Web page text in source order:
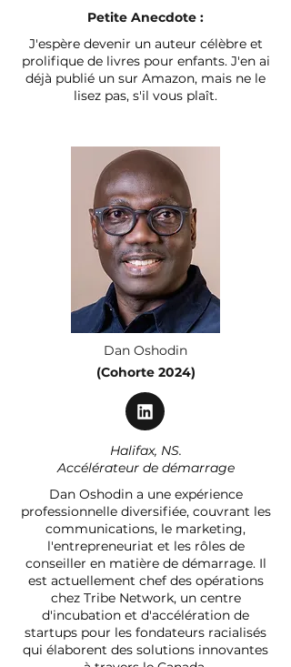
Petite Anecdote :
J'espère devenir un auteur célèbre et
prolifique de livres pour enfants. J'en ai
déjà publié un sur Amazon, mais ne le
lisez pas, s'il vous plaît.
Dan Oshodin
(Cohorte 2024)
Halifax, NS.
Accélérateur de démarrage
Dan Oshodin a une expérience
professionnelle diversifiée, couvrant les
communications, le marketing,
l'entrepreneuriat et les rôles de
conseiller en matière de démarrage. Il
est actuellement chef des opérations
chez Tribe Network, un centre
d'incubation et d'accélération de
startups pour les fondateurs racialisés
qui élaborent des solutions innovantes